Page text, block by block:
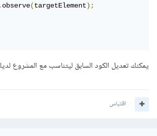
.observe(targetElement);
يمكنك تعديل الكود السابق ليتناسب مع المشروع
اقتباس